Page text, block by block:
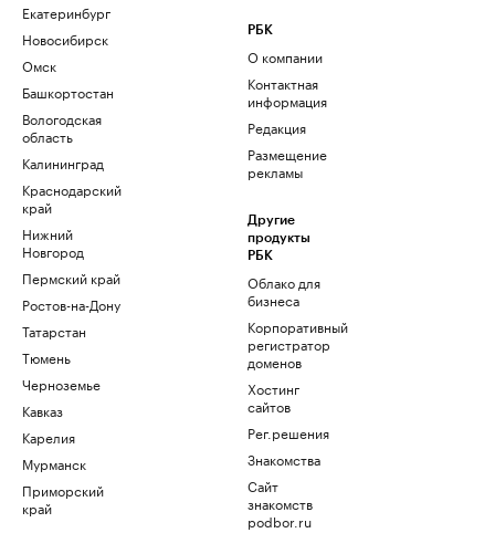
Екатеринбург
Новосибирск
Омск
Башкортостан
Вологодская
область
Калининград
Краснодарский
край
Нижний
Новгород
Пермский край
Ростов-на-Дону
Татарстан
Тюмень
Черноземье
Кавказ
Карелия
Мурманск
Приморский
край
РБК
О компании
Контактная
информация
Редакция
Размещение
рекламы
Другие
продукты
РБК
Облако для
бизнеса
Корпоративный
регистратор
доменов
Хостинг
сайтов
Рег.решения
Знакомства
Сайт
знакомств
podbor.ru